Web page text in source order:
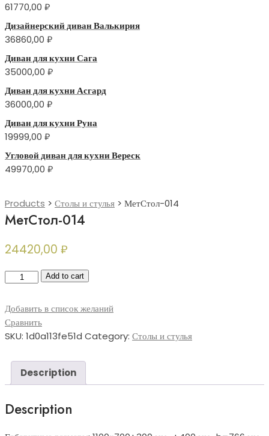
61770,00 ₽
Дизайнерский диван Валькирия
36860,00 ₽
Диван для кухни Сага
35000,00 ₽
Диван для кухни Асгард
36000,00 ₽
Диван для кухни Руна
19999,00 ₽
Угловой диван для кухни Вереск
49970,00 ₽
Products > Столы и стулья > МетСтол-014
МетСтол-014
24420,00 ₽
МетСтол-014Add to cart
Добавить в список желаний
Сравнить
SKU: 1d0a113fe51d Category: Столы и стулья
Description
Description